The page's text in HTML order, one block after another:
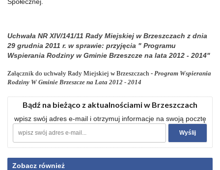
Uchwała NR XIV/141/11 Rady Miejskiej w Brzeszczach z dnia
29 grudnia 2011 r. w sprawie: przyjęcia " Programu
Wspierania Rodziny w Gminie Brzeszcze na lata 2012 - 2014"
Załącznik do uchwały Rady Miejskiej w Brzeszczach - Program Wspierania
Rodziny W Gminie Brzeszcze na Lata 2012 - 2014
Bądź na bieżąco z aktualnościami w Brzeszczach
wpisz swój adres e-mail i otrzymuj informacje na swoją pocztę
Zobacz również